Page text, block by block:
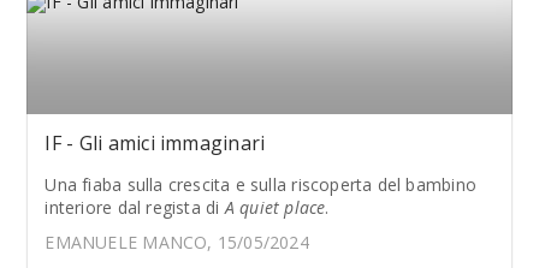
IF - Gli amici immaginari
Una fiaba sulla crescita e sulla riscoperta del bambino
interiore dal regista diA quiet place.
EMANUELE MANCO, 15/05/2024